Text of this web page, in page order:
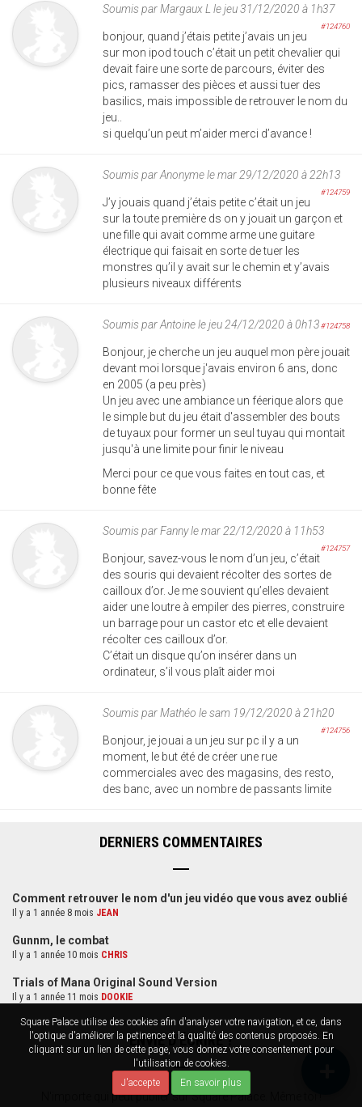
Square Palace utilise des cookies afin d'analyser votre navigation, et ce, dans
l'optique d'améliorer la petinence et la qualité des contenus proposés. En
cliquant sur un lien de cette page, vous donnez votre consentement pour
l'utilisation de cookies.
J'accepte
En savoir plus
Soumis parMargaux L le jeu 31/12/2020 à 1h37
#124760
bonjour, quand j’étais petite j’avais un jeu
sur mon ipod touch c’était un petit chevalier qui
devait faire une sorte de parcours, éviter des
pics, ramasser des pièces et aussi tuer des
basilics, mais impossible de retrouver le nom du
jeu..
si quelqu’un peut m’aider merci d’avance !
Soumis parAnonymele mar 29/12/2020 à 22h13
#124759
J’y jouais quand j’étais petite c’était un jeu
sur la toute première ds on y jouait un garçon et
une fille qui avait comme arme une guitare
électrique qui faisait en sorte de tuer les
monstres qu’il y avait sur le chemin et y’avais
plusieurs niveaux différents
Soumis parAntoinele jeu 24/12/2020 à 0h13#124758
Bonjour, je cherche un jeu auquel mon père jouait
devant moi lorsque j'avais environ 6 ans, donc
en 2005 (a peu près)
Un jeu avec une ambiance un féerique alors que
le simple but du jeu était d'assembler des bouts
de tuyaux pour former un seul tuyau qui montait
jusqu'à une limite pour finir le niveau
Merci pour ce que vous faites en tout cas, et
bonne fête
Soumis parFannyle mar 22/12/2020 à 11h53
#124757
Bonjour, savez-vous le nom d’un jeu, c’était
des souris qui devaient récolter des sortes de
cailloux d’or. Je me souvient qu’elles devaient
aider une loutre à empiler des pierres, construire
un barrage pour un castor etc et elle devaient
récolter ces cailloux d’or.
C’était un disque qu’on insérer dans un
ordinateur, s’il vous plaît aider moi
Soumis parMathéo le sam 19/12/2020 à 21h20
#124756
Bonjour, je jouai a un jeu sur pc il y a un
moment, le but été de créer une rue
commerciales avec des magasins, des resto,
des banc, avec un nombre de passants limite
DERNIERS COMMENTAIRES
Comment retrouver le nom d'un jeu vidéo que vous avez oublié
Il y a 1 année 8 mois JEAN
Gunnm, le combat
Il y a 1 année 10 mois CHRIS
Trials of Mana Original Sound Version
Il y a 1 année 11 mois DOOKIE
ENVIE D'ÉCRIRE ?
N'importe qui peut publier sur Square Palace. Même toi !